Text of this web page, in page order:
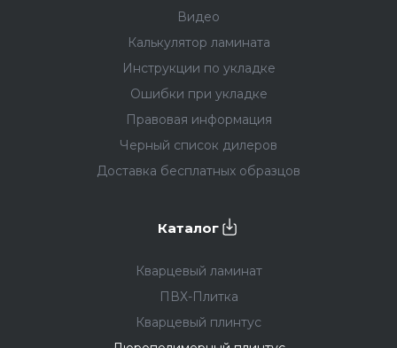
Видео
Калькулятор ламината
Инструкции по укладке
Ошибки при укладке
Правовая информация
Черный список дилеров
Доставка бесплатных образцов
Каталог
Кварцевый ламинат
ПВХ-Плитка
Кварцевый плинтус